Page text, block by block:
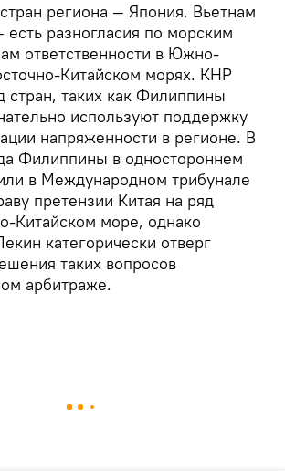
региона — Япония, Вьетнам
разногласия по морским
ответственности в Южно-
Китайском морях. КНР
стран, таких как Филиппины
используют поддержку
напряженности в регионе. В
Филиппины в одностороннем
в Международном трибунале
претензии Китая на ряд
Китайском море, однако
категорически отверг
таких вопросов
арбитраже.